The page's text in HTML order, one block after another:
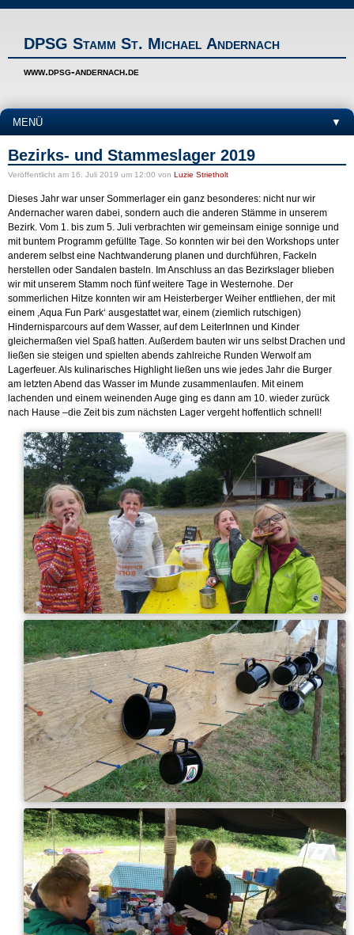
DPSG Stamm St. Michael Andernach
www.dpsg-andernach.de
MENÜ ▼
Bezirks- und Stammeslager 2019
Veröffentlicht am 16. Juli 2019 um 12:00 von Luzie Strietholt
Dieses Jahr war unser Sommerlager ein ganz besonderes: nicht nur wir
Andernacher waren dabei, sondern auch die anderen Stämme in unserem
Bezirk. Vom 1. bis zum 5. Juli verbrachten wir gemeinsam einige sonnige und
mit buntem Programm gefüllte Tage. So konnten wir bei den Workshops unter
anderem selbst eine Nachtwanderung planen und durchführen, Fackeln
herstellen oder Sandalen basteln. Im Anschluss an das Bezirkslager blieben
wir mit unserem Stamm noch fünf weitere Tage in Westernohe. Der
sommerlichen Hitze konnten wir am Heisterberger Weiher entfliehen, der mit
einem ‚Aqua Fun Park‘ ausgestattet war, einem (ziemlich rutschigen)
Hindernisparcours auf dem Wasser, auf dem LeiterInnen und Kinder
gleichermaßen viel Spaß hatten. Außerdem bauten wir uns selbst Drachen und
ließen sie steigen und spielten abends zahlreiche Runden Werwolf am
Lagerfeuer. Als kulinarisches Highlight ließen uns wie jedes Jahr die Burger
am letzten Abend das Wasser im Munde zusammenlaufen. Mit einem
lachenden und einem weinenden Auge ging es dann am 10. wieder zurück
nach Hause –die Zeit bis zum nächsten Lager vergeht hoffentlich schnell!